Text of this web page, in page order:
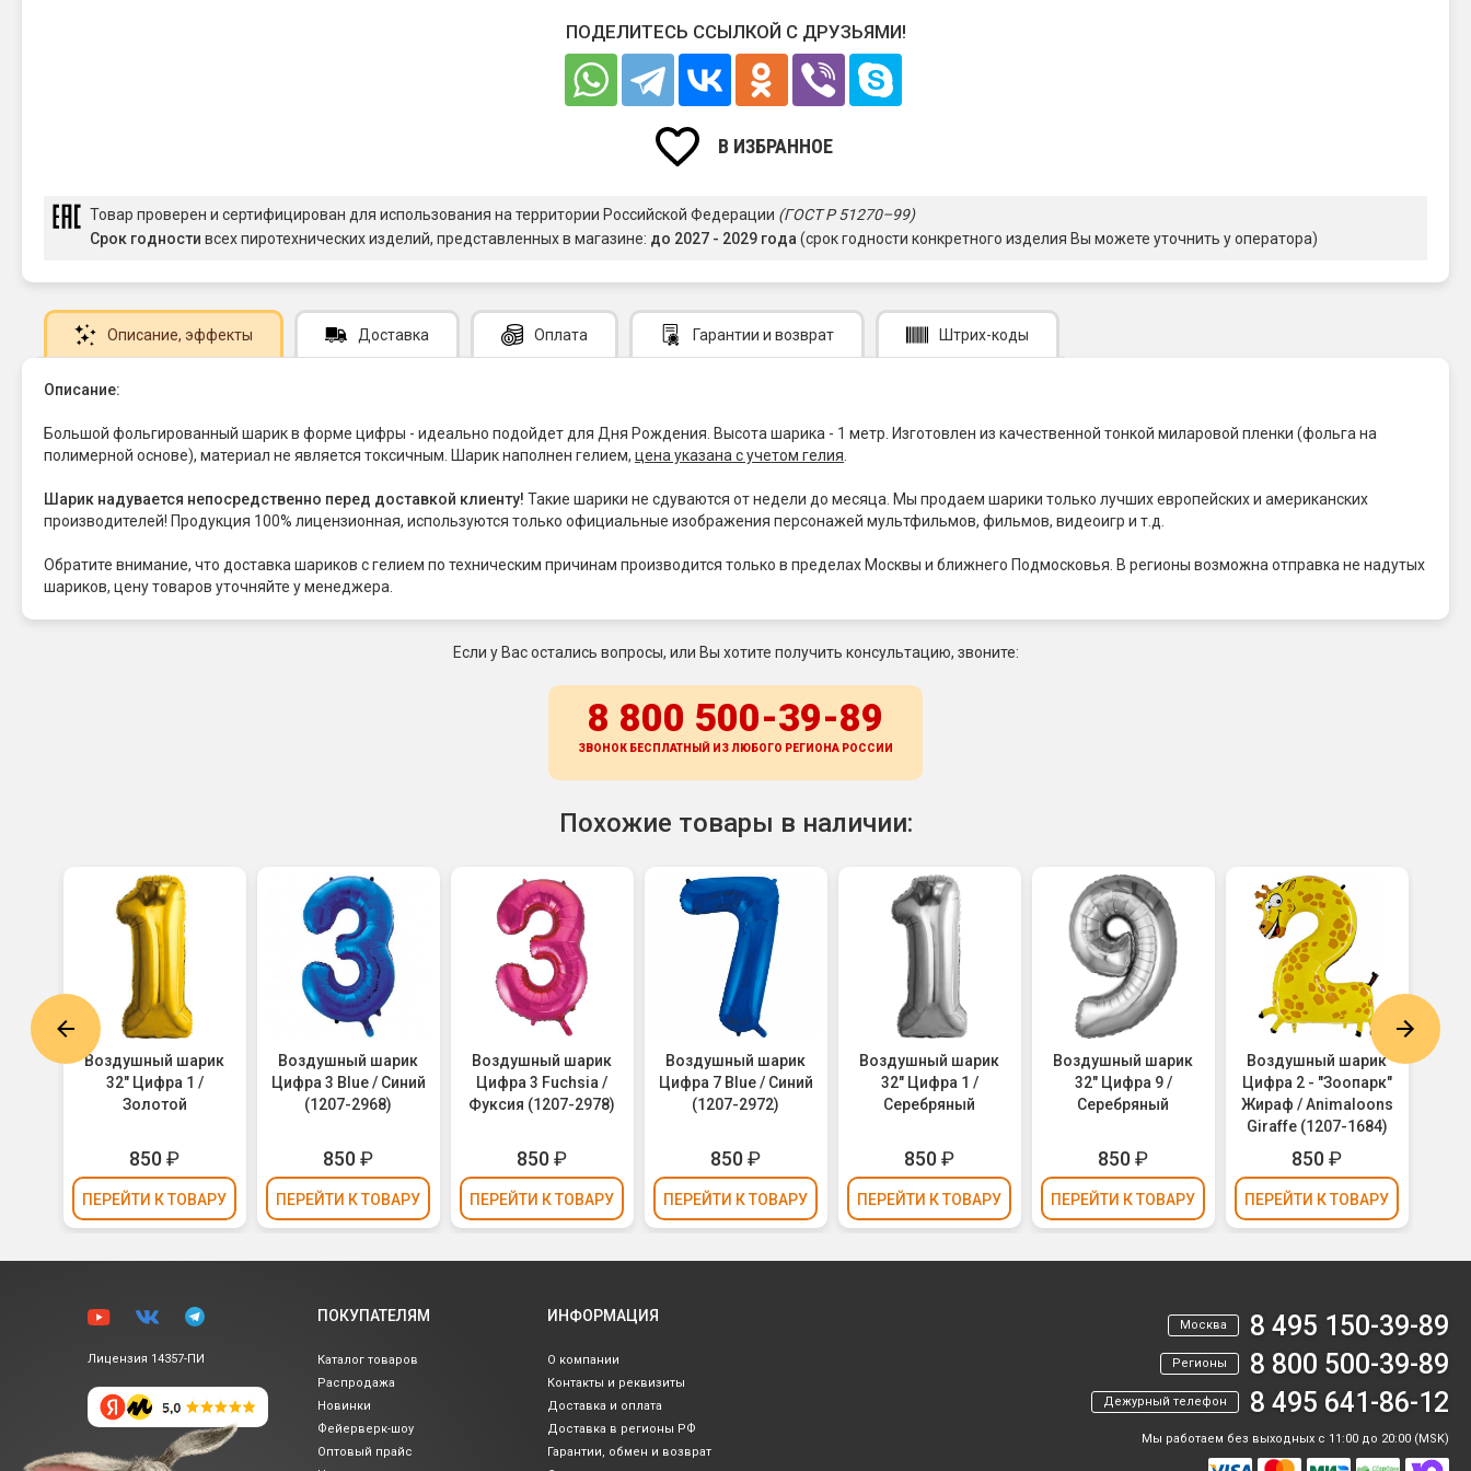
ПОДЕЛИТЕСЬ ССЫЛКОЙ С ДРУЗЬЯМИ!
В ИЗБРАННОЕ
Товар проверен и сертифицирован для использования на территории Российской Федерации (ГОСТ Р 51270–99)
Срок годности всех пиротехнических изделий, представленных в магазине: до 2027 - 2029 года(срок годности конкретного изделия Вы можете уточнить у оператора)
Описание, эффекты Доставка Оплата Гарантии и возврат Штрих-коды
Описание:
Большой фольгированный шарик в форме цифры - идеально подойдет для Дня Рождения. Высота шарика - 1 метр. Изготовлен из качественной тонкой миларовой пленки (фольга на
полимерной основе), материал не является токсичным. Шарик наполнен гелием, цена указана с учетом гелия
Шарик надувается непосредственно перед доставкой клиенту! Такие шарики не сдуваются от недели до месяца. Мы продаем шарики только лучших европейских и американских
производителей! Продукция 100% лицензионная, используются только официальные изображения персонажей мультфильмов, фильмов, видеоигр и т.д.
Обратите внимание, что доставка шариков с гелием по техническим причинам производится только в пределах Москвы и ближнего Подмосковья. В регионы возможна отправка не надутых
шариков, цену товаров уточняйте у менеджера.
Если у Вас остались вопросы, или Вы хотите получить консультацию, звоните:
8 800 500-39-89
ЗВОНОК БЕСПЛАТНЫЙ ИЗ ЛЮБОГО РЕГИОНА РОССИИ
Похожие товары в наличии:
Воздушный шарик
32" Цифра 1 /
Золотой
850₽
ПЕРЕЙТИ К ТОВАРУ
Воздушный шарик
Цифра 3 Blue / Синий
(1207-2968)
850₽
ПЕРЕЙТИ К ТОВАРУ
Воздушный шарик
Цифра 3 Fuchsia /
Фуксия (1207-2978)
850₽
ПЕРЕЙТИ К ТОВАРУ
Воздушный шарик
Цифра 7 Blue / Синий
(1207-2972)
850₽
ПЕРЕЙТИ К ТОВАРУ
Воздушный шарик
32" Цифра 1 /
Серебряный
850₽
ПЕРЕЙТИ К ТОВАРУ
Воздушный шарик
32" Цифра 9 /
Серебряный
850₽
ПЕРЕЙТИ К ТОВАРУ
Воздушный шарик
Цифра 2 - "Зоопарк"
Жираф / Animaloons
Giraffe (1207-1684)
850₽
ПЕРЕЙТИ К ТОВАРУ
Лицензия 14357-ПИ
ПОКУПАТЕЛЯМ
Каталог товаров
Распродажа
Новинки
Фейерверк-шоу
Оптовый прайс
ИНФОРМАЦИЯ
О компании
Контакты и реквизиты
Доставка и оплата
Доставка в регионы РФ
Гарантии, обмен и возврат
Москва 8 495 150-39-89
Регионы 8 800 500-39-89
Дежурный телефон 8 495 641-86-12
Мы работаем без выходных с 11:00 до 20:00 (MSK)